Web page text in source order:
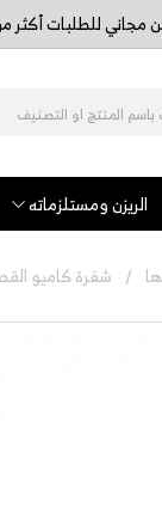
للطلبات أكثر من 402 ريال - لا يشمل تابي وتمارا تطبق
الريزن ومستلزماته
شفرة كاميو